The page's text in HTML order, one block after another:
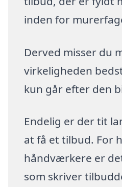
inden for
Derved misser du
virkeligheden
kun går efter den
Endelig er der tit
at få et tilbud. For
håndværkere er
som skriver